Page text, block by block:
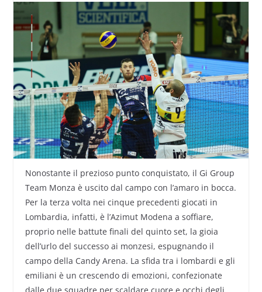
Nonostante il prezioso punto conquistato, il Gi Group
Team Monza è uscito dal campo con l’amaro in bocca.
Per la terza volta nei cinque precedenti giocati in
Lombardia, infatti, è l’Azimut Modena a soffiare,
proprio nelle battute finali del quinto set, la gioia
dell’urlo del successo ai monzesi, espugnando il
campo della Candy Arena. La sfida tra i lombardi e gli
emiliani è un crescendo di emozioni, confezionate